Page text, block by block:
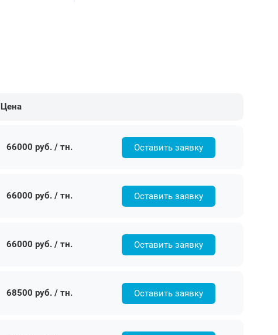
Цена
66000 руб. / тн. Оставить заявку
66000 руб. / тн. Оставить заявку
66000 руб. / тн. Оставить заявку
68500 руб. / тн. Оставить заявку